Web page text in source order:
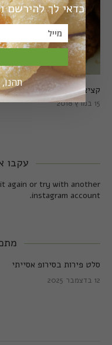
קציצות כרישה מושלמות
15 במרץ 2018
עקבו
again or try with another
instagram account.
סלט פירות בסירופ אסייתי
12 בדצמבר 2025
כדאי לך להירשם